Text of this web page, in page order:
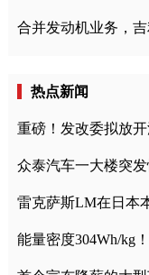
合并发动机业务，
热点新闻
重磅！发改委拟放
众泰汽车一大楼突
雷克萨斯LM在日本
能量密度304Wh/kg